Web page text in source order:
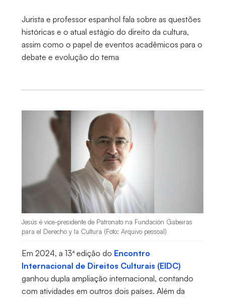
Jurista e professor espanhol fala sobre as questões
históricas e o atual estágio do direito da cultura,
assim como o papel de eventos acadêmicos para o
debate e evolução do tema
Jesús é vice-presidente de Patronato na Fundación Gabeiras
para el Derecho y la Cultura (Foto: Arquivo pessoal)
Em 2024, a 13ª edição do Encontro
Internacional de Direitos Culturais (EIDC)
ganhou dupla ampliação internacional, contando
com atividades em outros dois países. Além da